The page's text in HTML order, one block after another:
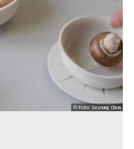
© Foto: Seyoung Chon